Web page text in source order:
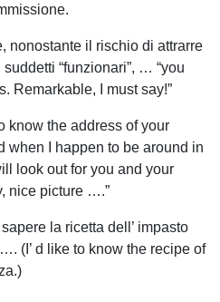
nonostante il rischio di attrarre
“funzionari”, … “you
Remarkable, I must say!”
know the address of your
when I happen to be around in
look out for you and your
nice picture ….”
la ricetta dell’ impasto
(I’ d like to know the recipe of